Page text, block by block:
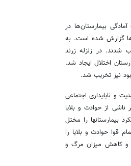
بیمارستان‌ها در
گزارش شده است. به
تخریب شدند. در زلزله زرند
اختلال ایجاد شد.
و ناپایداری اجتماعی
از حوادث و بلایا
بیمارستانها را مختل
قوا حوادث و بلایا را
و کاهش میزان مرگ و